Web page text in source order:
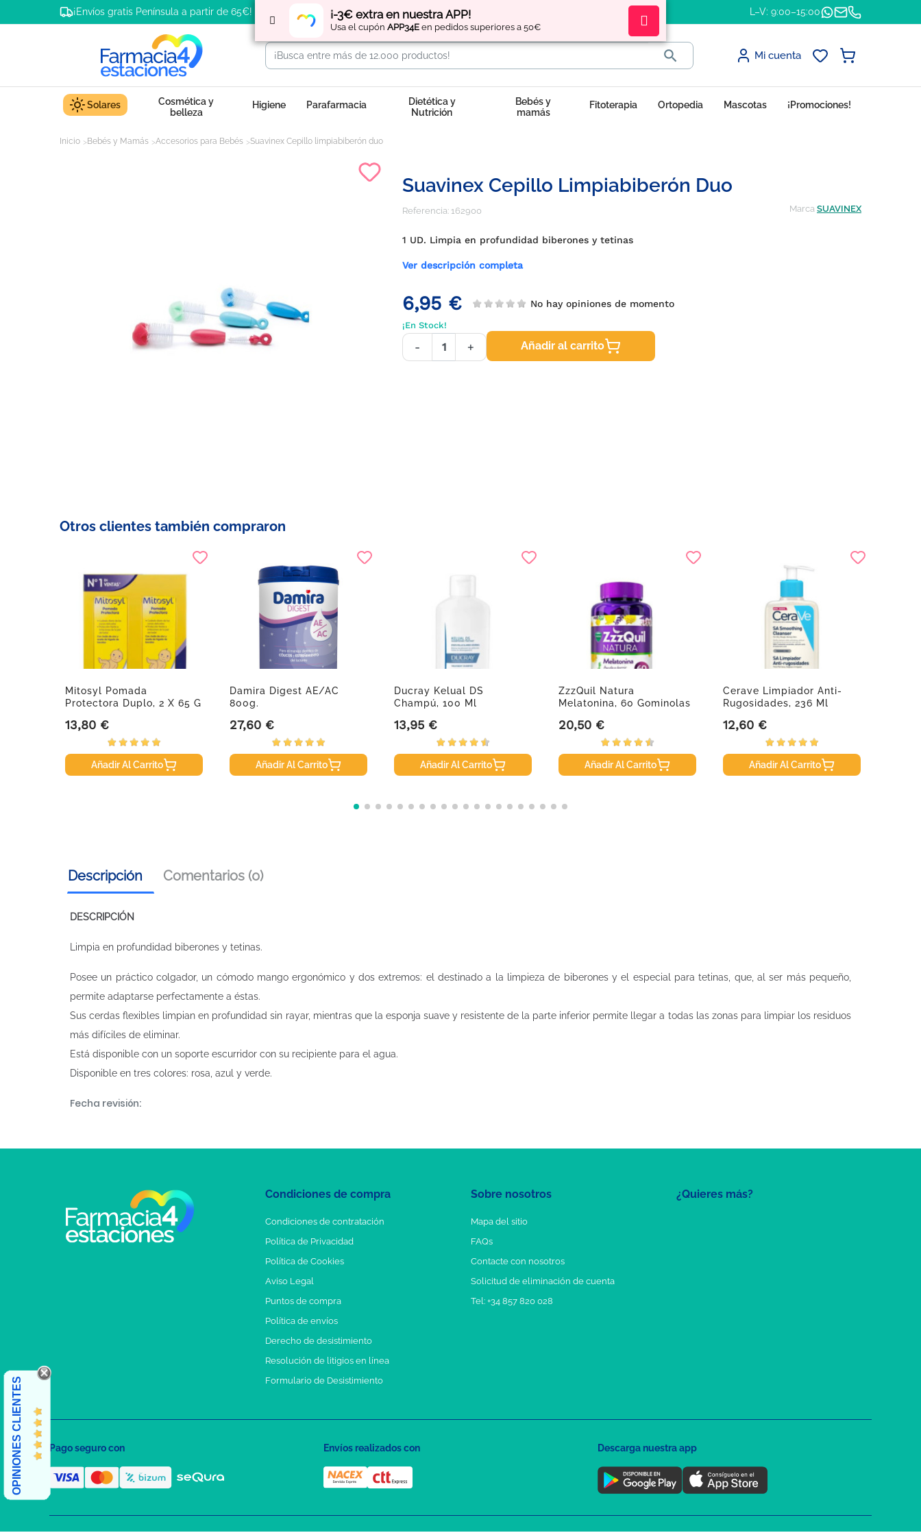
¡-3€ extra en nuestra APP!
Usa el cupón APP34E en pedidos superiores a 50€
¡Envíos gratis Península a partir de 65€! Regístratey obtén L–V: 9:00–15:00
 Mi cuenta
Solares
Cosmética y
belleza
Higiene Parafarmacia
Dietética y
Nutrición
Bebés y
mamás
Fitoterapia Ortopedia Mascotas ¡Promociones!
Inicio Bebés y Mamás Accesorios para Bebés Suavinex Cepillo limpiabiberón duo
Suavinex Cepillo Limpiabiberón Duo
Referencia: 162900 Marca SUAVINEX
1 UD. Limpia en profundidad biberones y tetinas
Ver descripción completa
6,95 € No hay opiniones de momento
¡En Stock!
- + Añadir al carrito
Otros clientes también compraron
Mitosyl Pomada
Protectora Duplo, 2 X 65 G
Precio
13,80 €
Añadir Al Carrito
Damira Digest AE/AC
800g.
Precio
27,60 €
Añadir Al Carrito
Ducray Kelual DS
Champú, 100 Ml
Precio
13,95 €
Añadir Al Carrito
ZzzQuil Natura
Melatonina, 60 Gominolas
Precio
20,50 €
Añadir Al Carrito
Cerave Limpiador Anti-
Rugosidades, 236 Ml
Precio
12,60 €
Añadir Al Carrito
Descripción Comentarios (0)
DESCRIPCIÓN
Limpia en profundidad biberones y tetinas.
Posee un práctico colgador, un cómodo mango ergonómico y dos extremos: el destinado a la limpieza de biberones y el especial para tetinas, que, al ser más pequeño,
permite adaptarse perfectamente a éstas.
Sus cerdas flexibles limpian en profundidad sin rayar, mientras que la esponja suave y resistente de la parte inferior permite llegar a todas las zonas para limpiar los residuos
más difíciles de eliminar.
Está disponible con un soporte escurridor con su recipiente para el agua.
Disponible en tres colores: rosa, azul y verde.
Fecha revisión:
¿Quieres más?
Condiciones de compra
Condiciones de contratación
Política de Privacidad
Política de Cookies
Aviso Legal
Puntos de compra
Política de envíos
Derecho de desistimiento
Resolución de litigios en línea
Formulario de Desistimiento
Sobre nosotros
Mapa del sitio
FAQs
Contacte con nosotros
Solicitud de eliminación de cuenta
Tel: +34 857 820 028
OPINIONES CLIENTES Pago seguro con Envíos realizados con Descarga nuestra app